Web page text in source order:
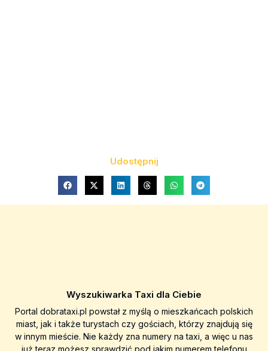
Udostępnij
Wyszukiwarka Taxi dla Ciebie
Portal dobrataxi.pl powstał z myślą o mieszkańcach polskich
miast, jak i także turystach czy gościach, którzy znajdują się
w innym mieście. Nie każdy zna numery na taxi, a więc u nas
już teraz możesz sprawdzić pod jakim numerem telefonu